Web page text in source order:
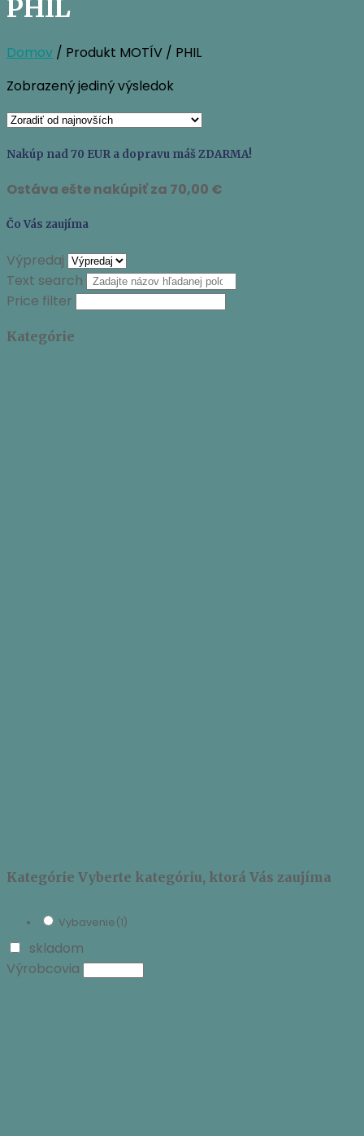
PHIL
Domov / Produkt MOTÍV / PHIL
Zobrazený jediný výsledok
Nakúp nad 70 EUR a dopravu máš ZDARMA!
Ostáva ešte nakúpiť za 70,00 €
Čo Vás zaujíma
Výpredaj
Text search
Price filter
Kategórie
Kategórie Vyberte kategóriu, ktorá Vás zaujíma
Vybavenie(1)
skladom
Výrobcovia